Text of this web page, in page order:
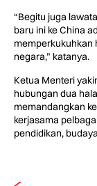
“Begitu juga
baru ini ke China
memperkukuhkan
negara,” katanya.
Ketua Menteri
hubungan dua
memandangkan
kerjasama
pendidikan,